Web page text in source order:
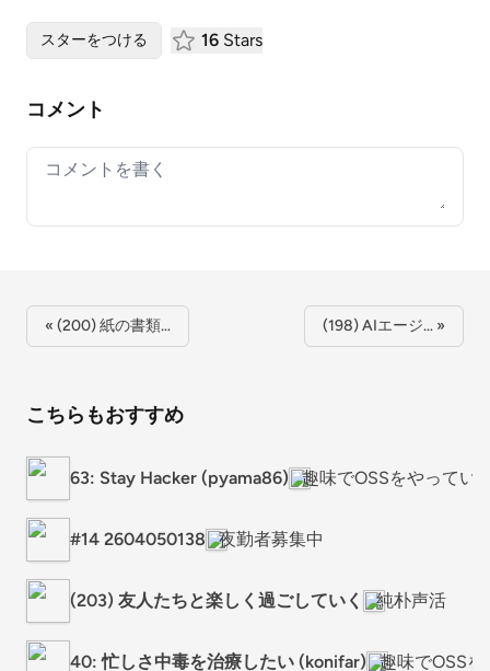
スターをつける 16 Stars
コメント
Your comment
« (200) 紙の書類… (198) AIエージ… »
こちらもおすすめ
63: Stay Hacker (pyama86) 趣味でOSSをやってい
#14 2604050138 夜勤者募集中
(203) 友人たちと楽しく過ごしていく 純朴声活
40: 忙しさ中毒を治療したい (konifar) 趣味でOSS